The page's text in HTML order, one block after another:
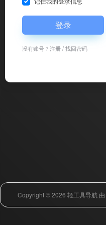
登录
没有账号？注册/找回密码
Copyright © 2026 轻工具导航 由